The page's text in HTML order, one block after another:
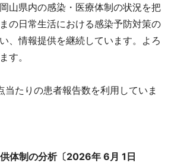
山県内の感染・医療体制の状況を把
の日常生活における感染予防対策の
、情報提供を継続しています。よろ
す。
たりの患者報告数を利用していま
体制の分析〔2026年 6月 1日